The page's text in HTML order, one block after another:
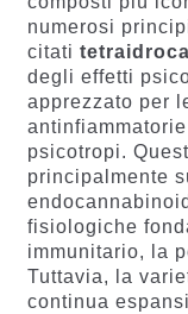
numerosi
citati
degli effetti
apprezzato per
psicotropi.
principalmente
fisiologiche
immunitario, la
Tuttavia, la
continua